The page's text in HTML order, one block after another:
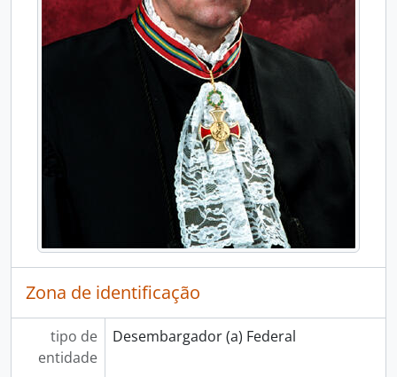
Zona de identificação
tipo de
entidade
Desembargador (a) Federal